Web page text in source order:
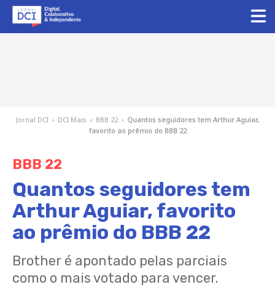
Jornal DCI › DCI Mais › BBB 22 › Quantos seguidores tem Arthur Aguiar,
favorito ao prêmio do BBB 22
BBB 22
Quantos seguidores tem
Arthur Aguiar, favorito
ao prêmio do BBB 22
Brother é apontado pelas parciais
como o mais votado para vencer.